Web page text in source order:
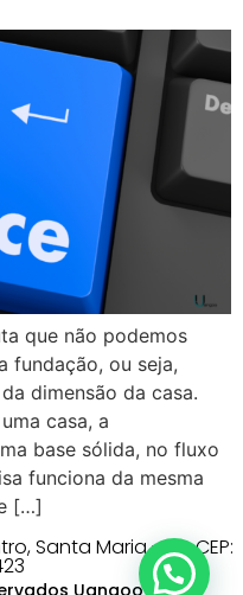
que não podemos
fundação, ou seja,
dimensão da casa.
casa, a
base sólida, no fluxo
funciona da mesma
[…]
Santa Maria - RS, CEP:
Uangoo